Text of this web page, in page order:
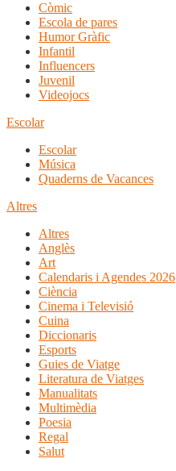
Còmic
Escola de pares
Humor Gràfic
Infantil
Influencers
Juvenil
Videojocs
Escolar
Escolar
Música
Quaderns de Vacances
Altres
Altres
Anglès
Art
Calendaris i Agendes 2026
Ciència
Cinema i Televisió
Cuina
Diccionaris
Esports
Guies de Viatge
Literatura de Viatges
Manualitats
Multimèdia
Poesia
Regal
Salut